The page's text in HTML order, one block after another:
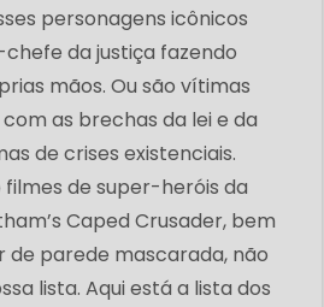
personagens icônicos
da justiça fazendo
mãos. Ou são vítimas
as brechas da lei e da
de crises existenciais.
filmes de super-heróis da
Caped Crusader, bem
parede mascarada, não
lista. Aqui está a lista dos